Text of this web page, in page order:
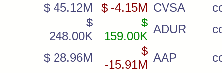
$ 45.12M
$ -4.15M CVSA
$
248.00K
$
159.00K
ADUR
$ 28.96M
$
-15.91M
AAP